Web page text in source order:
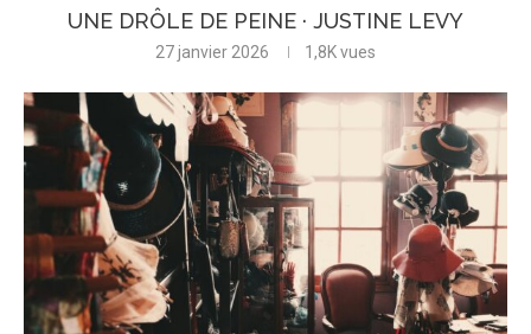
UNE DRÔLE DE PEINE · JUSTINE LEVY
27 janvier 2026 1,8Kvues